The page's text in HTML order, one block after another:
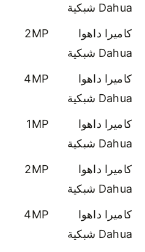
Dahua شبكية
كاميرا داهوا
Dahua شبكية
2MP
كاميرا داهوا
Dahua شبكية
4MP
كاميرا داهوا
Dahua شبكية
1MP
كاميرا داهوا
Dahua شبكية
2MP
كاميرا داهوا
Dahua شبكية
4MP